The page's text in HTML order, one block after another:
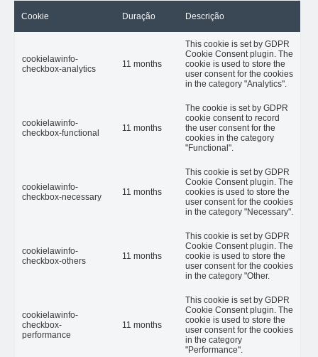
Cookie Duração Descrição
cookielawinfo-
checkbox-analytics
11 months
This cookie is set by GDPR
Cookie Consent plugin. The
cookie is used to store the
user consent for the cookies
in the category "Analytics".
cookielawinfo-
checkbox-functional
11 months
The cookie is set by GDPR
cookie consent to record
the user consent for the
cookies in the category
"Functional".
cookielawinfo-
checkbox-necessary
11 months
This cookie is set by GDPR
Cookie Consent plugin. The
cookies is used to store the
user consent for the cookies
in the category "Necessary".
cookielawinfo-
checkbox-others
11 months
This cookie is set by GDPR
Cookie Consent plugin. The
cookie is used to store the
user consent for the cookies
in the category "Other.
cookielawinfo-
checkbox-
performance
11 months
This cookie is set by GDPR
Cookie Consent plugin. The
cookie is used to store the
user consent for the cookies
in the category
"Performance".